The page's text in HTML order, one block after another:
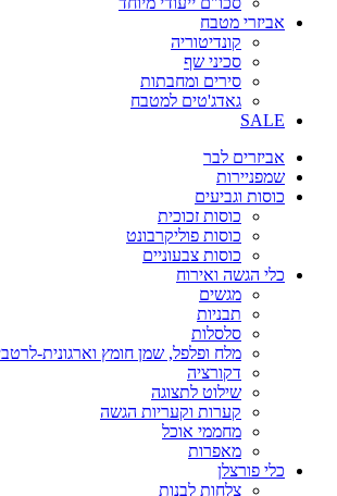
אביזרי מטבח
קונדיטוריה
סכיני שף
סירים ומחבתות
גאדג'טים למטבח
SALE
אביזרים לבר
שמפניירות
כוסות וגביעים
כוסות זכוכית
כוסות פוליקרבונט
כוסות צבעוניים
כלי הגשה ואירוח
מגשים
תבניות
סלסלות
מלח ופלפל, שמן חומץ וארגונית-
דקורציה
שילוט לתצוגה
קערות וקעריות הגשה
מחממי אוכל
מאפרות
כלי פורצלן
צלחות לבנות